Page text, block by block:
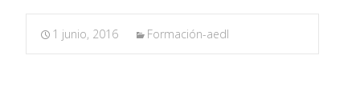
1 junio, 2016 Formación-aedl